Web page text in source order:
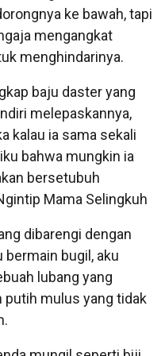
ke bawah, tapi
mengangkat
menghindarinya.
baju daster yang
melepaskannya,
kalau ia sama sekali
bahwa mungkin ia
bersetubuh
Mama Selingkuh
dibarengi dengan
bugil, aku
lubang yang
putih mulus yang tidak